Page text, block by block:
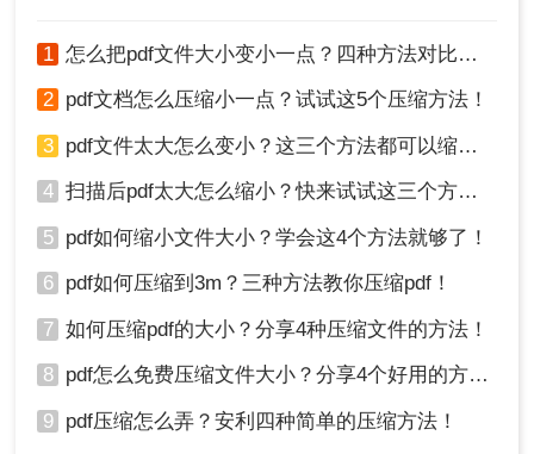
1 怎么把pdf文件大小变小一点？四种方法对比，一看就懂！
2 pdf文档怎么压缩小一点？试试这5个压缩方法！
3 pdf文件太大怎么变小？这三个方法都可以缩小！
4 扫描后pdf太大怎么缩小？快来试试这三个方法！
5 pdf如何缩小文件大小？学会这4个方法就够了！
6 pdf如何压缩到3m？三种方法教你压缩pdf！
7 如何压缩pdf的大小？分享4种压缩文件的方法！
8 pdf怎么免费压缩文件大小？分享4个好用的方法，简单又快捷！
9 pdf压缩怎么弄？安利四种简单的压缩方法！